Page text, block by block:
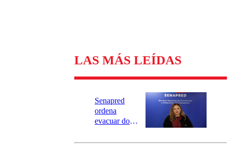
LAS MÁS LEÍDAS
Senapred
ordena
evacuar dos
Carahue por